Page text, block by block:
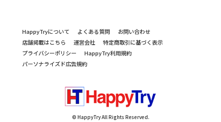
HappyTryについて よくある質問
お問い合わせ
店舗掲載はこちら
運営会社
特定商取引に基づく表示
プライバシーポリシー
HappyTry利用規約
パーソナライズド広告規約
© HappyTry All Rights Reserved.